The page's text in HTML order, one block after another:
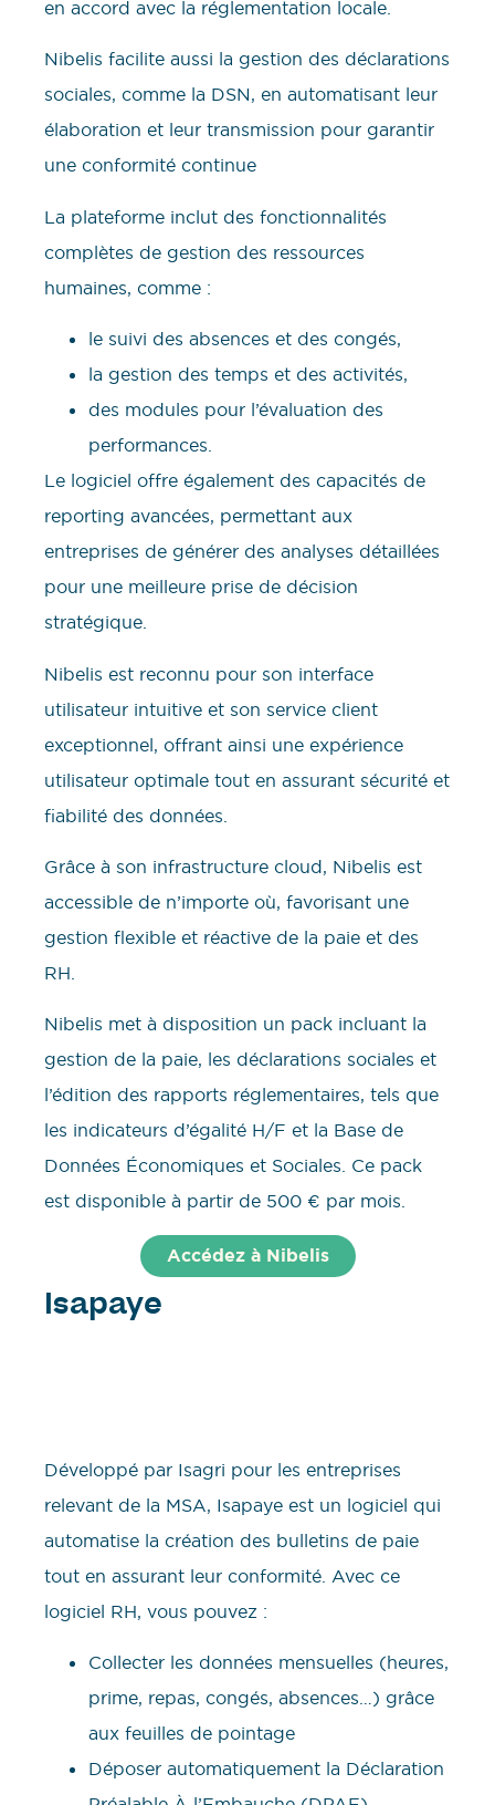
en accord avec la réglementation locale.
Nibelis facilite aussi la gestion des déclarations
sociales, comme la DSN, en automatisant leur
élaboration et leur transmission pour garantir
une conformité continue
La plateforme inclut des fonctionnalités
complètes de gestion des ressources
humaines, comme :
le suivi des absences et des congés,
la gestion des temps et des activités,
des modules pour l’évaluation des
performances.
Le logiciel offre également des capacités de
reporting avancées, permettant aux
entreprises de générer des analyses détaillées
pour une meilleure prise de décision
stratégique.
Nibelis est reconnu pour son interface
utilisateur intuitive et son service client
exceptionnel, offrant ainsi une expérience
utilisateur optimale tout en assurant sécurité et
fiabilité des données.
Grâce à son infrastructure cloud, Nibelis est
accessible de n’importe où, favorisant une
gestion flexible et réactive de la paie et des
RH.
Nibelis met à disposition un pack incluant la
gestion de la paie, les déclarations sociales et
l’édition des rapports réglementaires, tels que
les indicateurs d’égalité H/F et la Base de
Données Économiques et Sociales. Ce pack
est disponible à partir de 500 € par mois.
Accédez à Nibelis
Isapaye
Développé par Isagri pour les entreprises
relevant de la MSA, Isapaye est un logiciel qui
automatise la création des bulletins de paie
tout en assurant leur conformité. Avec ce
logiciel RH, vous pouvez :
Collecter les données mensuelles (heures,
prime, repas, congés, absences…) grâce
aux feuilles de pointage
Déposer automatiquement la Déclaration